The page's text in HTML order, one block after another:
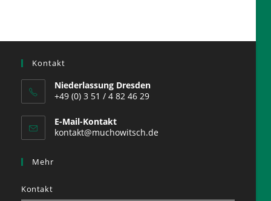
Kontakt
Niederlassung Dresden
+49 (0) 3 51 / 4 82 46 29
E-Mail-Kontakt
kontakt@muchowitsch.de
Mehr
Kontakt